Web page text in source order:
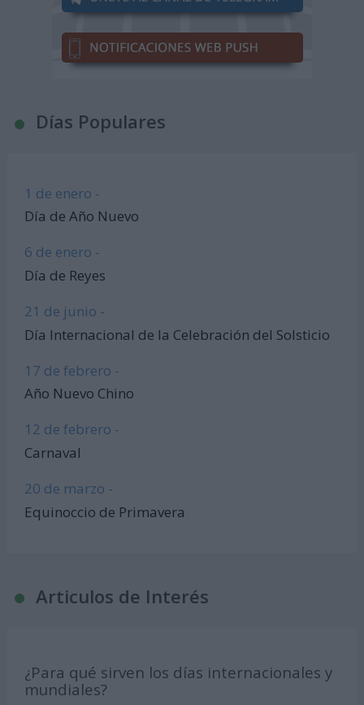
Días Populares
1 de enero -
Día de Año Nuevo
6 de enero -
Día de Reyes
21 de junio -
Día Internacional de la Celebración del Solsticio
17 de febrero -
Año Nuevo Chino
12 de febrero -
Carnaval
20 de marzo -
Equinoccio de Primavera
Articulos de Interés
¿Para qué sirven los días internacionales y
mundiales?